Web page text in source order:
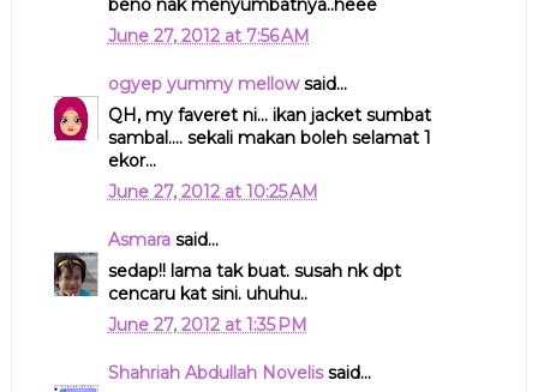
beno nak menyumbatnya..heee
June 27, 2012 at 7:56 AM
ogyep yummy mellowsaid...
QH, my faveret ni... ikan jacket sumbat
sambal.... sekali makan boleh selamat 1
ekor...
June 27, 2012 at 10:25 AM
Asmarasaid...
sedap!! lama tak buat. susah nk dpt
cencaru kat sini. uhuhu..
June 27, 2012 at 1:35 PM
Shahriah Abdullah Novelissaid...